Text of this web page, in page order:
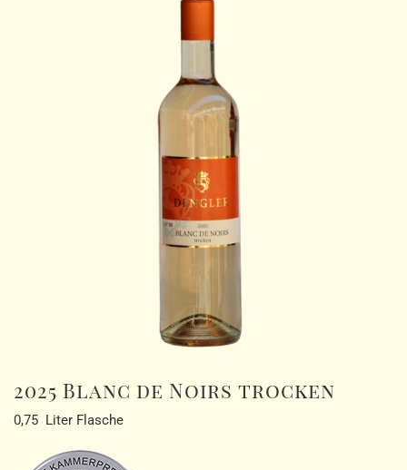
2025 Blanc de Noirs trocken
0,75 Liter Flasche